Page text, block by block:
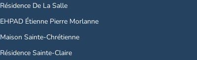
Résidence De La Salle
EHPAD Étienne Pierre Morlanne
Maison Sainte-Chrétienne
Résidence Sainte-Claire